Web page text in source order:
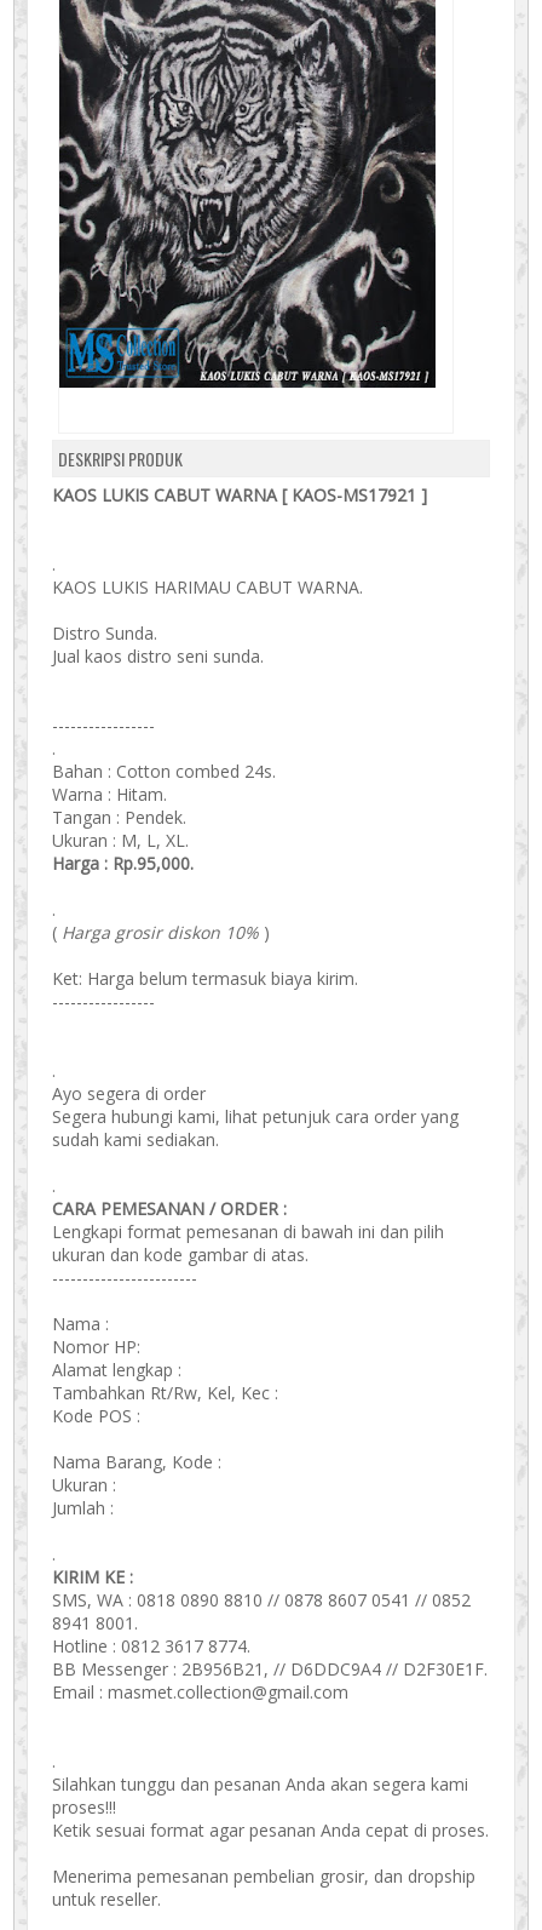
DESKRIPSI PRODUK
KAOS LUKIS CABUT WARNA [ KAOS-MS17921 ]
.
KAOS LUKIS HARIMAU CABUT WARNA.
Distro Sunda.
Jual kaos distro seni sunda.
-----------------
.
Bahan : Cotton combed 24s.
Warna : Hitam.
Tangan : Pendek.
Ukuran : M, L, XL.
Harga : Rp.95,000.
.
( Harga grosir diskon 10% )
Ket: Harga belum termasuk biaya kirim.
-----------------
.
Ayo segera di order
Segera hubungi kami, lihat petunjuk cara order yang
sudah kami sediakan.
.
CARA PEMESANAN / ORDER :
Lengkapi format pemesanan di bawah ini dan pilih
ukuran dan kode gambar di atas.
------------------------
Nama :
Nomor HP:
Alamat lengkap :
Tambahkan Rt/Rw, Kel, Kec :
Kode POS :
Nama Barang, Kode :
Ukuran :
Jumlah :
.
KIRIM KE :
SMS, WA : 0818 0890 8810 // 0878 8607 0541 // 0852
8941 8001.
Hotline : 0812 3617 8774.
BB Messenger : 2B956B21, // D6DDC9A4 // D2F30E1F.
Email : masmet.collection@gmail.com
.
Silahkan tunggu dan pesanan Anda akan segera kami
proses!!!
Ketik sesuai format agar pesanan Anda cepat di proses.
Menerima pemesanan pembelian grosir, dan dropship
untuk reseller.